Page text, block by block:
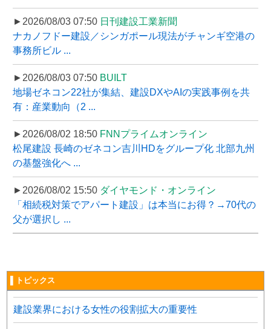
►2026/08/03 07:50 日刊建設工業新聞
ナカノフドー建設／シンガポール現法がチャンギ空港の
事務所ビル ...
►2026/08/03 07:50 BUILT
地場ゼネコン22社が集結、建設DXやAIの実践事例を共
有：産業動向（2 ...
►2026/08/02 18:50 FNNプライムオンライン
松尾建設 長崎のゼネコン吉川HDをグループ化 北部九州
の基盤強化へ ...
►2026/08/02 15:50 ダイヤモンド・オンライン
「相続税対策でアパート建設」は本当にお得？→70代の
父が選択し ...
▌トピックス
建設業界における女性の役割拡大の重要性